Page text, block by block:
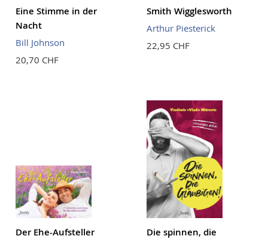
Eine Stimme in der
Nacht
Bill Johnson
20,70 CHF
Smith Wigglesworth
Arthur Piesterick
22,95 CHF
Der Ehe-Aufsteller
Die spinnen, die